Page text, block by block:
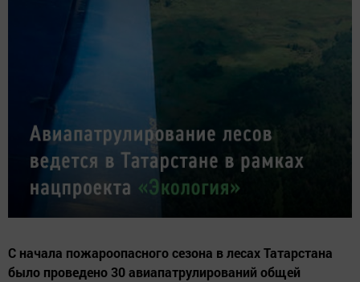
С начала пожароопасного сезона в лесах Татарстана
было проведено 30 авиапатрулирований общей